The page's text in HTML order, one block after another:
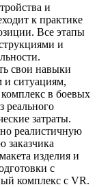
и
к практике
Все этапы
и
свои навыки
и ситуациям,
в боевых
реального
затраты.
реалистичную
заказчика
изделия и
с
комплекс с VR.